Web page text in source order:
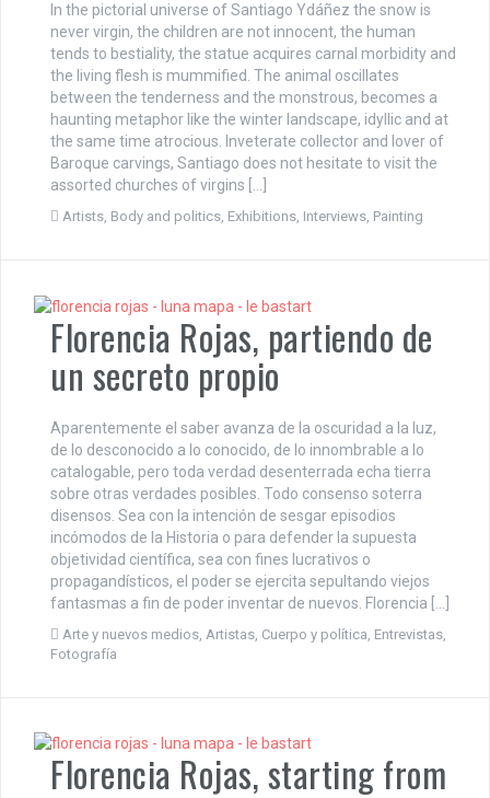
In the pictorial universe of Santiago Ydáñez the snow is
never virgin, the children are not innocent, the human
tends to bestiality, the statue acquires carnal morbidity and
the living flesh is mummified. The animal oscillates
between the tenderness and the monstrous, becomes a
haunting metaphor like the winter landscape, idyllic and at
the same time atrocious. Inveterate collector and lover of
Baroque carvings, Santiago does not hesitate to visit the
assorted churches of virgins […]
Artists, Body and politics, Exhibitions, Interviews, Painting
Florencia Rojas, partiendo de
un secreto propio
Aparentemente el saber avanza de la oscuridad a la luz,
de lo desconocido a lo conocido, de lo innombrable a lo
catalogable, pero toda verdad desenterrada echa tierra
sobre otras verdades posibles. Todo consenso soterra
disensos. Sea con la intención de sesgar episodios
incómodos de la Historia o para defender la supuesta
objetividad científica, sea con fines lucrativos o
propagandísticos, el poder se ejercita sepultando viejos
fantasmas a fin de poder inventar de nuevos. Florencia […]
Arte y nuevos medios Artistas Cuerpo y política Entrevistas
Fotografía
Florencia Rojas, starting from